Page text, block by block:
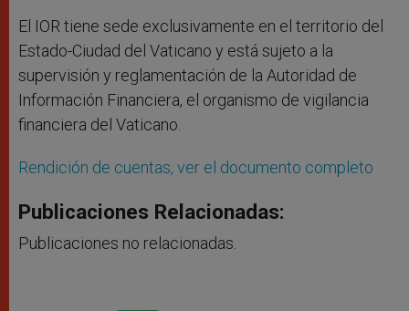
El IOR tiene sede exclusivamente en el territorio del
Estado-Ciudad del Vaticano y está sujeto a la
supervisión y reglamentación de la Autoridad de
Información Financiera, el organismo de vigilancia
financiera del Vaticano.
Rendición de cuentas, ver el documento completo
Publicaciones Relacionadas:
Publicaciones no relacionadas.